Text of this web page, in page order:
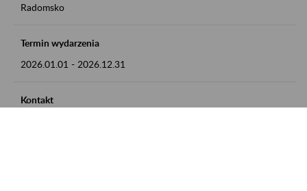
Radomsko
Termin wydarzenia
2026.01.01 - 2026.12.31
Kontakt